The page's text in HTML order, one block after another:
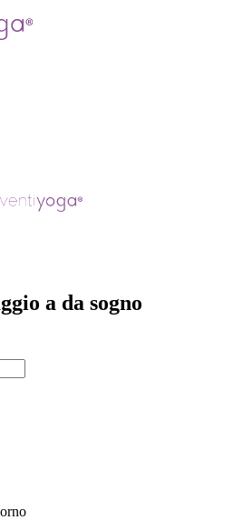
a da sogno